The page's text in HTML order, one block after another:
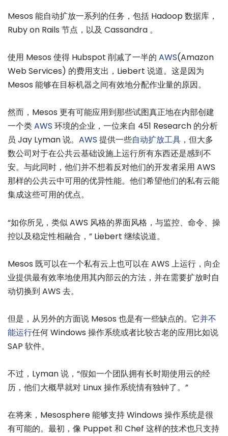
Mesos 能自动扩放一系列的任务，包括 Hadoop 数据库，
Ruby on Rails 节点，以及 Cassandra 。
使用 Mesos 使得 Hubspot 削减了一半的 AWS(Amazon
Web Services) 的费用支出，Liebert 说道。这是因为
Mesos 能够在目标机器之间有效地分配作业量的原因。
然而，Mesos 更有可能应用到那些试图真正地在内部创建
一个类AWS 环境的企业，一位来自 451 Research 的分析
员 Jay Lyman 说。 AWS 提供一些自动扩放工具 ，但大多
数公司对于在公共云基础设施上运行所有东西还是感到不
安。与此同时，他们并不想着反对他们的开发者采用 AWS
那样的公共云中可用的优异性能。他们希望他们的私有云能
集成这些可用的优点。
“如你所见，类似 AWS 风格的界面风格，与监控、命令、操
控以及稳定性相融合，” Liebert 继续说道。
Mesos 既可以在一个私有云上也可以在 AWS 上运行，向企
业提供最有效率地使用其内部云的方法，并在需要扩放时自
动切换到 AWS 去。
但是，从另外的方面说 Mesos 也是有一些缺点的。它并不
能运行任何 Windows 操作系统或者比较古老的应用比如说
SAP 软件。
不过，Lyman 说，“假如一个团队拥有长时期使用云的经
历，他们大概早就对 Linux 操作系统情有独钟了。”
在将来，Mesosphere 能够支持 Windows 操作系统是很
有可能的。最初，像 Puppet 和 Chef 这样的技术也只支持